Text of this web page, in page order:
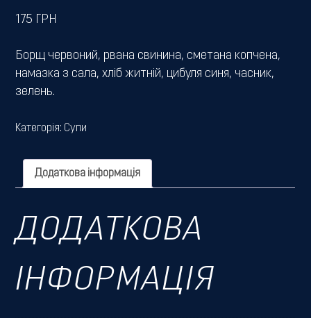
175 ГРН
Борщ червоний, рвана свинина, сметана копчена,
намазка з сала, хліб житній, цибуля синя, часник,
зелень.
Категорія: Супи
Додаткова інформація
ДОДАТКОВА
ІНФОРМАЦІЯ